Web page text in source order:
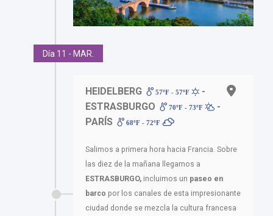
Día 11 - MAR.
HEIDELBERG 57ºF - 57ºF
-
ESTRASBURGO
70ºF - 73ºF
-
PARÍS
68ºF - 72ºF
Salimos a primera hora hacia Francia. Sobre
las diez de la mañana llegamos a
ESTRASBURGO, incluimos un paseo en
barco por los canales de esta impresionante
ciudad donde se mezcla la cultura francesa